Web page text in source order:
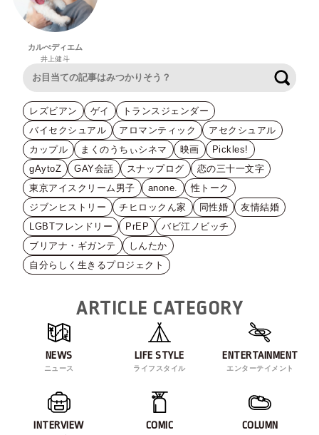
カルぺディエム
井上健斗
レズビアン ゲイ
トランスジェンダー
バイセクシュアル
アロマンティック
アセクシュアル
カップル
まくのうちぃシネマ 映画
Pickles!
gAytoZ
GAY会話 スナップログ
恋の三十一文字
東京アイスクリーム男子
anone.
性トーク
ジブンヒストリー
チヒロックん家 同性婚
友情結婚
LGBTフレンドリー
PrEP
バビ江ノビッチ
ブリアナ・ギガンテ
しんたか
自分らしく生きるプロジェクト
ARTICLE CATEGORY
NEWS
ニュース
LIFE STYLE
ライフスタイル
ENTERTAINMENT
エンターテイメント
INTERVIEW COMIC COLUMN